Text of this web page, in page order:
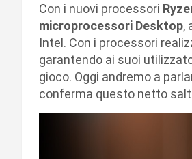
Con i nuovi processori
microprocessori Desktop,
Intel. Con i processori
garantendo ai suoi
gioco. Oggi andremo a
conferma questo netto